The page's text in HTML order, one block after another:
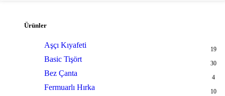
Ürünler
Aşçı Kıyafeti 19
Basic Tişört 30
Bez Çanta 4
Fermuarlı Hırka 10